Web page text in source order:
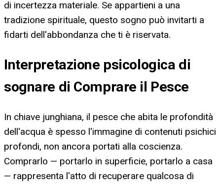
di incertezza materiale. Se appartieni a una
tradizione spirituale, questo sogno può invitarti a
fidarti dell'abbondanza che ti è riservata.
Interpretazione psicologica di
sognare di Comprare il Pesce
In chiave junghiana, il pesce che abita le profondità
dell'acqua è spesso l'immagine di contenuti psichici
profondi, non ancora portati alla coscienza.
Comprarlo — portarlo in superficie, portarlo a casa
— rappresenta l'atto di recuperare qualcosa di